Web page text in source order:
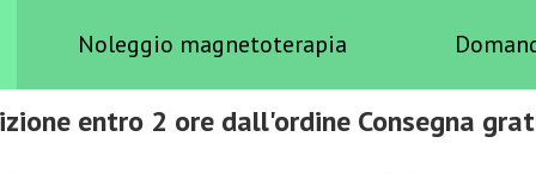
Noleggio magnetoterapia
entro 2 ore dall'ordine Consegna